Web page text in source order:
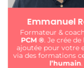
Aurélie
J’accompagne
développer leurs
humaines